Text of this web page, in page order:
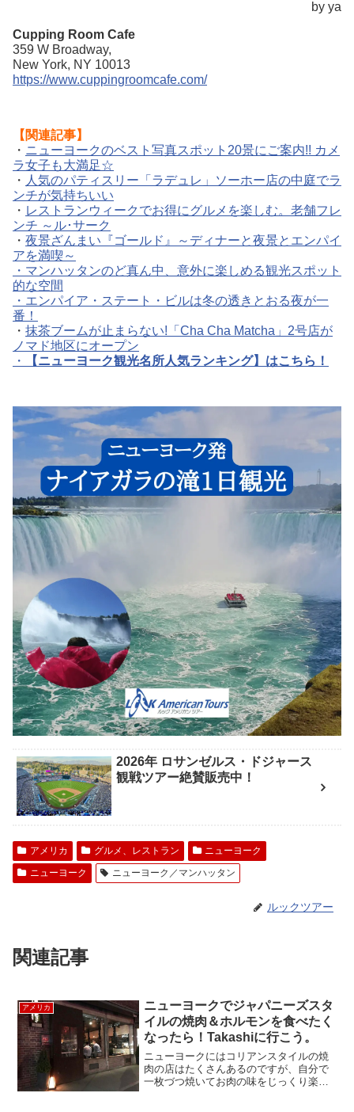
by ya
Cupping Room Cafe
359 W Broadway,
New York, NY 10013
https://www.cuppingroomcafe.com/
【関連記事】
・ ニューヨークのベスト写真スポット20景にご案内!! カメ
ラ女子も大満足☆
・ 人気のパティスリー「ラデュレ」ソーホー店の中庭でラ
ンチが気持ちいい
・ レストランウィークでお得にグルメを楽しむ。老舗フレ
ンチ ～ル･サーク
・ 夜景ざんまい『ゴールド』～ディナーと夜景とエンパイ
アを満喫～
・ マンハッタンのど真ん中、意外に楽しめる観光スポット
的な空間
・エンパイア・ステート・ビルは冬の透きとおる夜が一
番！
・ 抹茶ブームが止まらない!「Cha Cha Matcha」2号店が
ノマド地区にオープン
・
【ニューヨーク観光名所人気ランキング】はこちら！
2026年 ロサンゼルス・ドジャース
観戦ツアー絶賛販売中！
アメリカ グルメ、レストラン
ニューヨーク
ニューヨーク
ニューヨーク／マンハッタン
ルックツアー
関連記事
アメリカ
ニューヨークでジャパニーズスタ
イルの焼肉＆ホルモンを食べたく
なったら！Takashiに行こう。
ニューヨークにはコリアンスタイルの焼
肉の店はたくさんあるのですが、自分で
一枚づつ焼いてお肉の味をじっくり楽し